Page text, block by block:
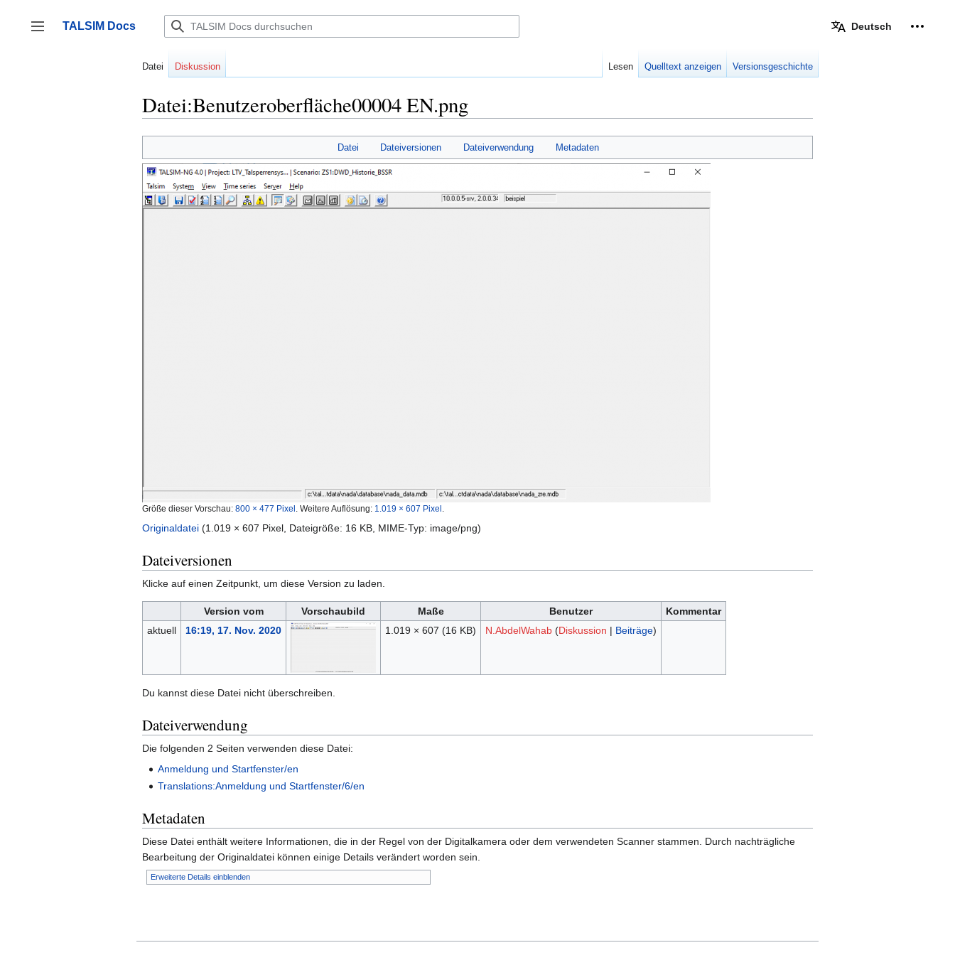
springen
Seitenleiste umschalten
TALSIM Docs Deutsch
Datei Diskussion Lesen Quelltext anzeigen Versionsgeschichte
Datei:Benutzeroberfläche00004 EN.png
Datei Dateiversionen Dateiverwendung Metadaten
Größe dieser Vorschau: 800 × 477 Pixel Weitere Auflösung: 1.019 × 607 Pixel
Originaldatei (1.019 × 607 Pixel, Dateigröße: 16 KB, MIME-Typ: image/png)
Dateiversionen
Klicke auf einen Zeitpunkt, um diese Version zu laden.
Version vom Vorschaubild Maße Benutzer
Kommentar
aktuell
16:19, 17. Nov. 2020 1.019 × 607 (16 KB) N.AbdelWahab (Diskussion | Beiträge)
Du kannst diese Datei nicht überschreiben.
Dateiverwendung
Die folgenden 2 Seiten verwenden diese Datei:
Anmeldung und Startfenster/en
Translations:Anmeldung und Startfenster/6/en
Metadaten
Diese Datei enthält weitere Informationen, die in der Regel von der Digitalkamera oder dem verwendeten Scanner stammen. Durch nachträgliche
Bearbeitung der Originaldatei können einige Details verändert worden sein.
Erweiterte Details einblenden